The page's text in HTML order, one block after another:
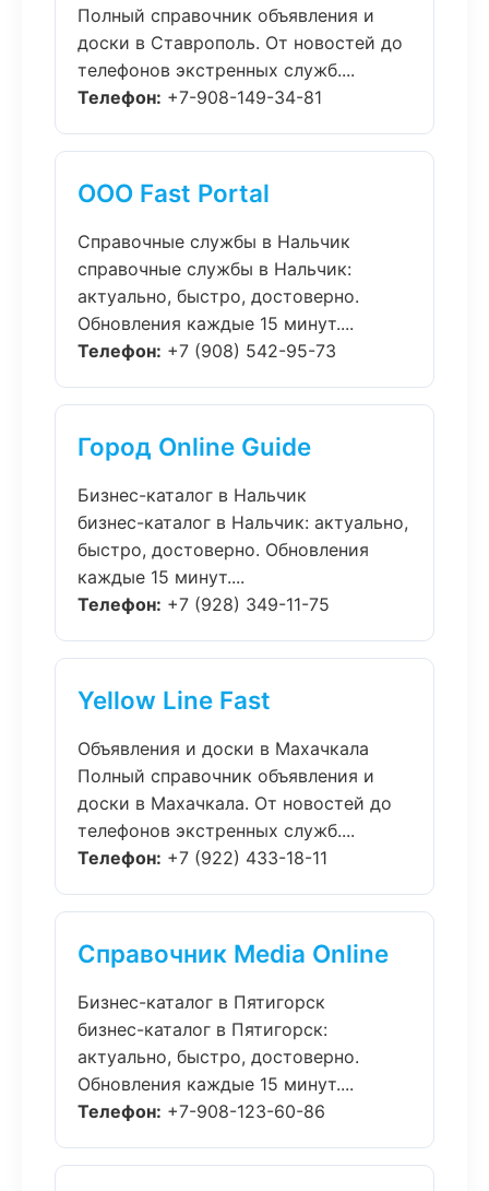
Полный справочник объявления и
доски в Ставрополь. От новостей до
телефонов экстренных служб....
Телефон: +7-908-149-34-81
ООО Fast Portal
Справочные службы в Нальчик
справочные службы в Нальчик:
актуально, быстро, достоверно.
Обновления каждые 15 минут....
Телефон: +7 (908) 542-95-73
Город Online Guide
Бизнес-каталог в Нальчик
бизнес-каталог в Нальчик: актуально,
быстро, достоверно. Обновления
каждые 15 минут....
Телефон: +7 (928) 349-11-75
Yellow Line Fast
Объявления и доски в Махачкала
Полный справочник объявления и
доски в Махачкала. От новостей до
телефонов экстренных служб....
Телефон: +7 (922) 433-18-11
Справочник Media Online
Бизнес-каталог в Пятигорск
бизнес-каталог в Пятигорск:
актуально, быстро, достоверно.
Обновления каждые 15 минут....
Телефон: +7-908-123-60-86